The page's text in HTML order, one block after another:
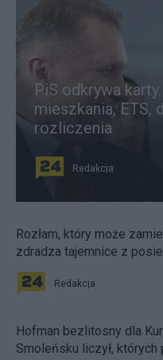
PiS odkrywa
mieszkania, ETS,
rozliczenia
Redakcja
Rozłam, który może
zdradza tajemnice z
Redakcja
Hofman bezlitosny dla
Smoleńsku liczył, których